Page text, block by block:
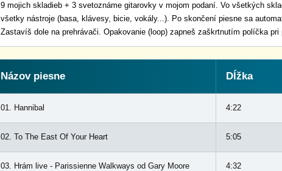
9 mojich skladieb + 3 svetoznáme gitarovky v mojom podaní. Vo všetkých
všetky nástroje (basa, klávesy, bicie, vokály...). Po skončení piesne sa
Zastavíš dole na prehrávači. Opakovanie (loop) zapneš zaškrtnutím políčka pri
Názov piesne Dĺžka
01. Hannibal 4:22
02. To The East Of Your Heart 5:05
03. Hrám live - Parissienne Walkways od Gary Moore 4:32